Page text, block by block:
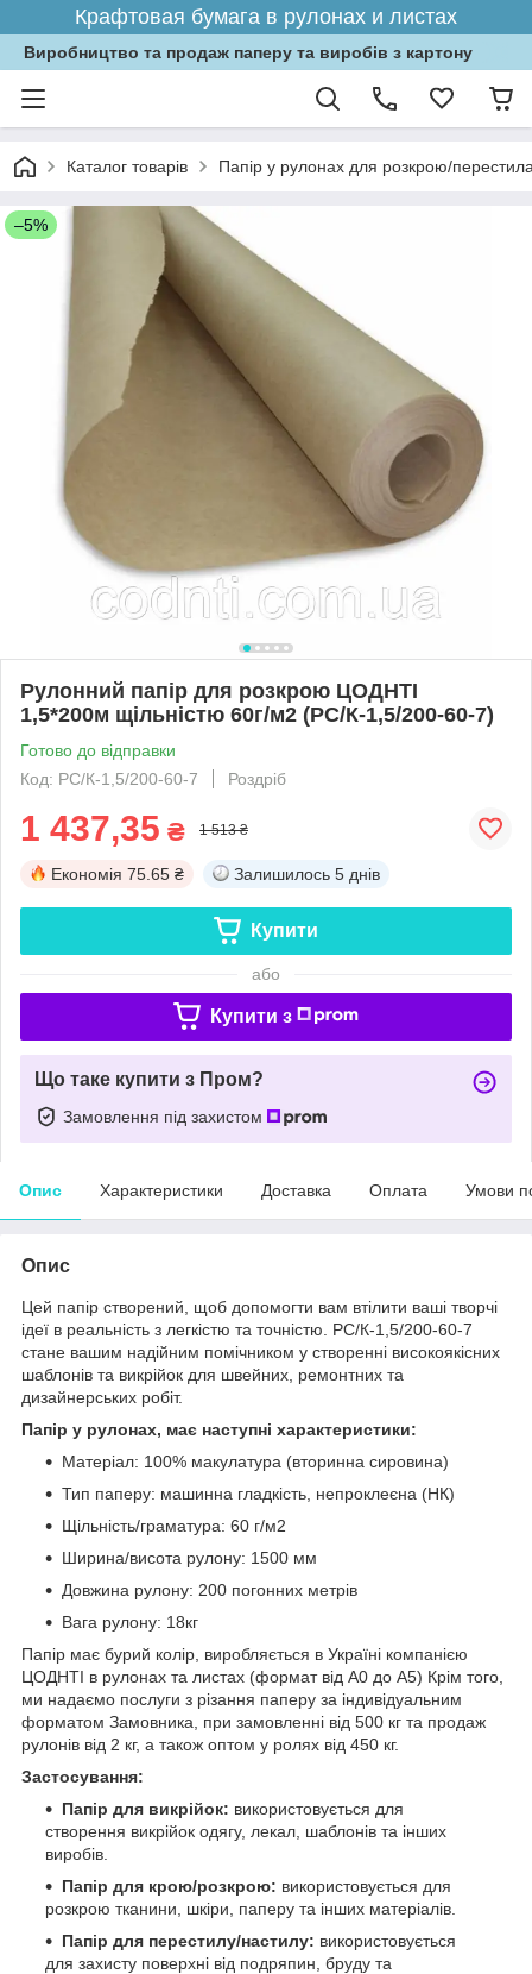
Крафтовая бумага в рулонах и листах
Виробництво та продаж паперу та виробів з картону
Каталог товарів Папір у рулонах для розкрою/
–5%
Рулонний папір для розкрою ЦОДНТІ
1,5*200м щільністю 60г/м2 (PС/К-1,5/200-60-7)
Готово до відправки
Код: PС/К-1,5/200-60-7
Роздріб
1 437,35 ₴ 1 513 ₴
Економія 75.65 ₴ Залишилось 5 днів
Купити
або
Купити з
Що таке купити з Пром?
Замовлення під захистом
Опис Характеристики Доставка Оплата Умови
Опис
Цей папір створений, щоб допомогти вам втілити ваші творчі
ідеї в реальність з легкістю та точністю. PС/К-1,5/200-60-7
стане вашим надійним помічником у створенні високоякісних
шаблонів та викрійок для швейних, ремонтних та
дизайнерських робіт.
Папір у рулонах, має наступні характеристики:
Матеріал: 100% макулатура (вторинна сировина)
Тип паперу: машинна гладкість, непроклеєна (НК)
Щільність/граматура: 60 г/м2
Ширина/висота рулону: 1500 мм
Довжина рулону: 200 погонних метрів
Вага рулону: 18кг
Папір має бурий колір, виробляється в Україні компанією
ЦОДНТІ в рулонах та листах (формат від А0 до А5) Крім того,
ми надаємо послуги з різання паперу за індивідуальним
форматом Замовника, при замовленні від 500 кг та продаж
рулонів від 2 кг, а також оптом у ролях від 450 кг.
Застосування:
Папір для викрійок: використовується для
створення викрійок одягу, лекал, шаблонів та інших
виробів.
Папір для крою/розкрою: використовується для
розкрою тканини, шкіри, паперу та інших матеріалів.
Папір для перестилу/настилу: використовується
для захисту поверхні від подряпин, бруду та